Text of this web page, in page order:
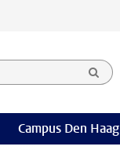
Campus Den Haag